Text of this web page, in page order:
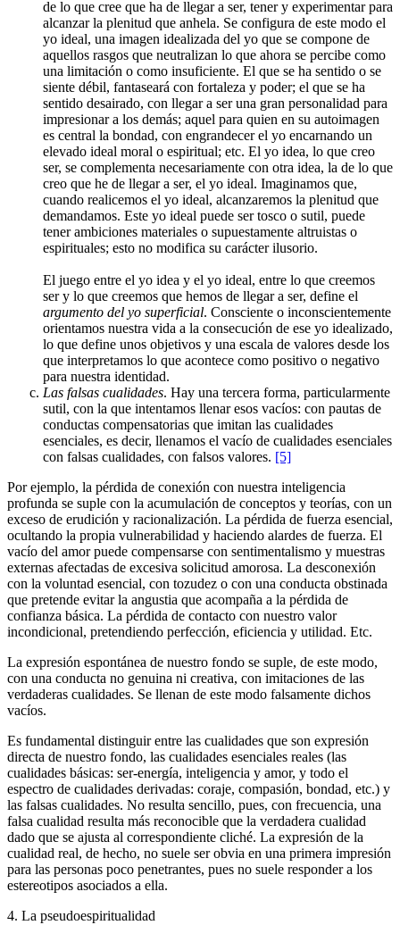
de lo que cree que ha de llegar a ser, tener y experimentar para
alcanzar la plenitud que anhela. Se configura de este modo el
yo ideal, una imagen idealizada del yo que se compone de
aquellos rasgos que neutralizan lo que ahora se percibe como
una limitación o como insuficiente. El que se ha sentido o se
siente débil, fantaseará con fortaleza y poder; el que se ha
sentido desairado, con llegar a ser una gran personalidad para
impresionar a los demás; aquel para quien en su autoimagen
es central la bondad, con engrandecer el yo encarnando un
elevado ideal moral o espiritual; etc. El yo idea, lo que creo
ser, se complementa necesariamente con otra idea, la de lo que
creo que he de llegar a ser, el yo ideal. Imaginamos que,
cuando realicemos el yo ideal, alcanzaremos la plenitud que
demandamos. Este yo ideal puede ser tosco o sutil, puede
tener ambiciones materiales o supuestamente altruistas o
espirituales; esto no modifica su carácter ilusorio.
El juego entre el yo idea y el yo ideal, entre lo que creemos
ser y lo que creemos que hemos de llegar a ser, define el
argumento del yo superficial. Consciente o inconscientemente
orientamos nuestra vida a la consecución de ese yo idealizado,
lo que define unos objetivos y una escala de valores desde los
que interpretamos lo que acontece como positivo o negativo
para nuestra identidad.
Las falsas cualidades. Hay una tercera forma, particularmente
sutil, con la que intentamos llenar esos vacíos: con pautas de
conductas compensatorias que imitan las cualidades
esenciales, es decir, llenamos el vacío de cualidades esenciales
con falsas cualidades, con falsos valores. [5]
Por ejemplo, la pérdida de conexión con nuestra inteligencia
profunda se suple con la acumulación de conceptos y teorías, con un
exceso de erudición y racionalización. La pérdida de fuerza esencial,
ocultando la propia vulnerabilidad y haciendo alardes de fuerza. El
vacío del amor puede compensarse con sentimentalismo y muestras
externas afectadas de excesiva solicitud amorosa. La desconexión
con la voluntad esencial, con tozudez o con una conducta obstinada
que pretende evitar la angustia que acompaña a la pérdida de
confianza básica. La pérdida de contacto con nuestro valor
incondicional, pretendiendo perfección, eficiencia y utilidad. Etc.
La expresión espontánea de nuestro fondo se suple, de este modo,
con una conducta no genuina ni creativa, con imitaciones de las
verdaderas cualidades. Se llenan de este modo falsamente dichos
vacíos.
Es fundamental distinguir entre las cualidades que son expresión
directa de nuestro fondo, las cualidades esenciales reales (las
cualidades básicas: ser-energía, inteligencia y amor, y todo el
espectro de cualidades derivadas: coraje, compasión, bondad, etc.) y
las falsas cualidades. No resulta sencillo, pues, con frecuencia, una
falsa cualidad resulta más reconocible que la verdadera cualidad
dado que se ajusta al correspondiente cliché. La expresión de la
cualidad real, de hecho, no suele ser obvia en una primera impresión
para las personas poco penetrantes, pues no suele responder a los
estereotipos asociados a ella.
4. La pseudoespiritualidad